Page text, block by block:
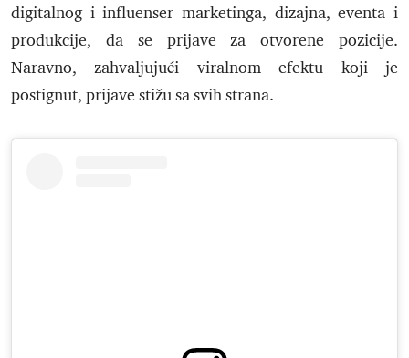
digitalnog i influenser marketinga, dizajna, eventa i
produkcije, da se prijave za otvorene pozicije.
Naravno, zahvaljujući viralnom efektu koji je
postignut, prijave stižu sa svih strana.